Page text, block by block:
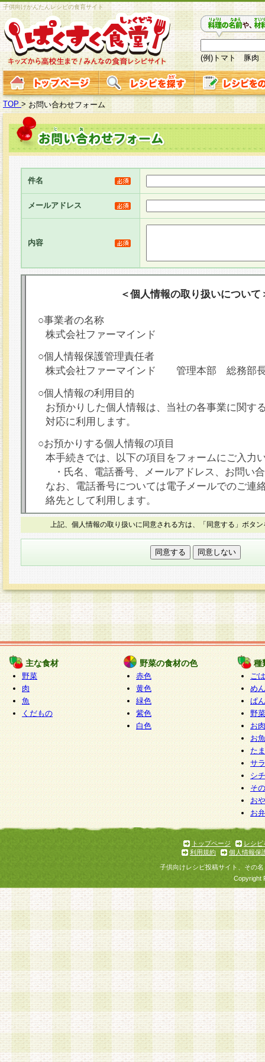
子供向けかんたんレシピの食育サイト
(例)トマト 豚肉
TOP > お問い合わせフォーム
件名
メールアドレス
内容
＜個人情報の取り扱いについて
○事業者の名称
株式会社ファーマインド
○個人情報保護管理責任者
株式会社ファーマインド 管理本部 総務部
○個人情報の利用目的
お預かりした個人情報は、当社の各事業に関す
対応に利用します。
○お預かりする個人情報の項目
本手続きでは、以下の項目をフォームにご入力
・氏名、電話番号、メールアドレス、お問い
なお、電話番号については電子メールでのご連
絡先として利用します。
○本人が容易に認識できない方法による個人情報
本フォームでは、セッション管理のためCookie
○個人情報の第三者提供について
力いただく個人情報は第三者に提供しません。
○個人情報の委託について
個人情報の取り扱いを外部に委託する場合は、
情報管理基準を満たす企業を選定して委託を行
が行われるよう監督します。
○開示対象個人情報の開示等および問い合わせ窓口
本人からの求めにより、当社が本件により取得
報の利用目的の通知・開示・内容の訂正・追加
停止・消去及び第三者への提供の禁止（以下、
といいます。）に応じます。
開示等に応じる窓口は以下になります。
ぱくすく食堂個人情報お客様相談窓口 paku-
m
個人情報を与えることは任意ですが、個人情報
意をいただけない場合には、当社のサービスの
お問い合わせ・ご相談への対応ができない場合
上記、個人情報の取り扱いに同意される方は、「同意する」ボタ
主な食材
野菜
肉
魚
くだもの
野菜の食材の色
赤色
黄色
緑色
紫色
白色
種
ご
めん
ぱん
野
お
お
た
サ
シ
そ
お
お
トップページ
レシピ
利用規約
個人情報保
子供向けレシピ投稿サイト、その
Copyright